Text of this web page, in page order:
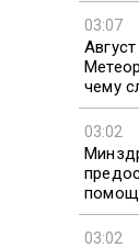
03:07
чему
03:02
03:02